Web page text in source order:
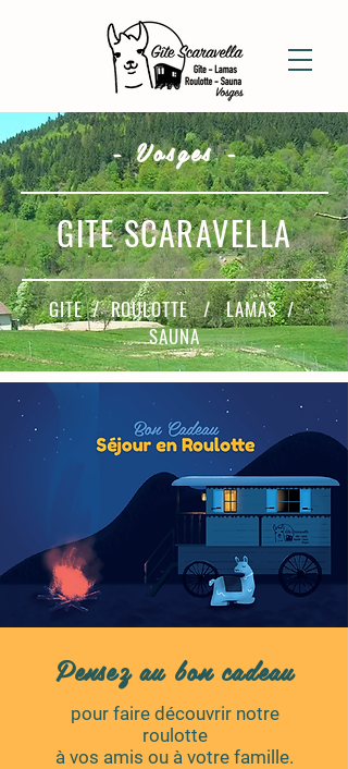
- Vosges -
GITE SCARAVELLA
GITE / ROULOTTE / LAMAS /
SAUNA
Pensez au bon cadeau
pour faire découvrir notre
roulotte
à vos amis ou à votre famille.